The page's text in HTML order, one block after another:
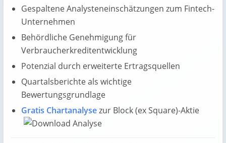
Gespaltene Analysteneinschätzungen zum Fintech-
Unternehmen
Behördliche Genehmigung für
Verbraucherkreditentwicklung
Potenzial durch erweiterte Ertragsquellen
Quartalsberichte als wichtige
Bewertungsgrundlage
Gratis Chartanalysezur Block (ex Square)-Aktie